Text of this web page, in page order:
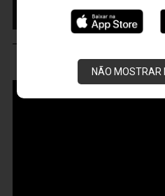
NÃO MOSTRAR
MAIS INFORMAÇÕES